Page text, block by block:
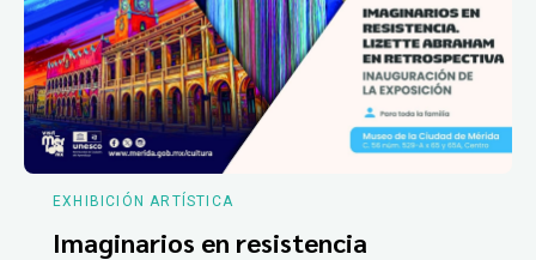
EXHIBICIÓN ARTÍSTICA
Imaginarios en resistencia